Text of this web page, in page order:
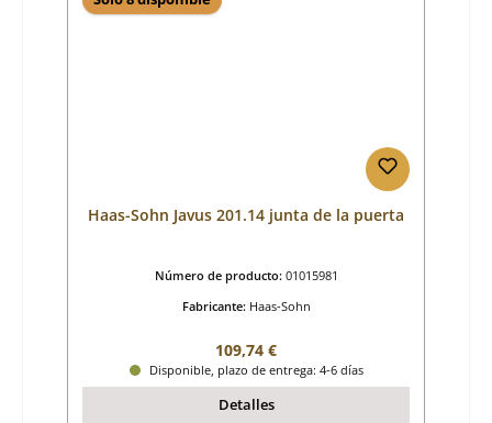
Haas-Sohn Javus 201.14 junta de la puerta
Número de producto: 01015981
Fabricante: Haas-Sohn
Precio normal:
109,74 €
Disponible, plazo de entrega: 4-6 días
Detalles